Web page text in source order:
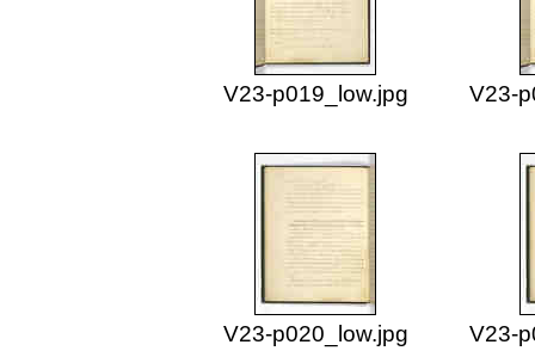
V23-p019_low.jpg V23-
V23-p020_low.jpg V23-